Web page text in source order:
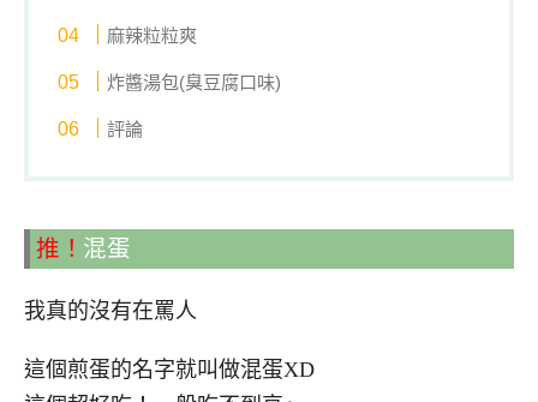
麻辣粒粒爽
炸醬湯包(臭豆腐口味)
評論
推！ 混蛋
我真的沒有在罵人
這個煎蛋的名字就叫做混蛋XD